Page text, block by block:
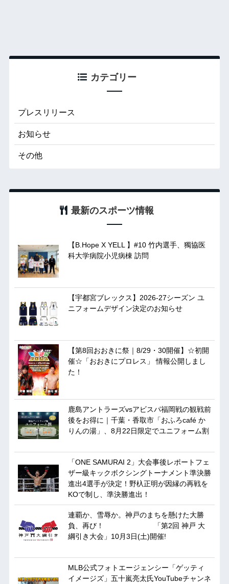
カテゴリー
プレスリリース
お知らせ
その他
最新のスポーツ情報
【B.Hope X YELL 】#10 竹内選手、獨協医
科大学病院小児病棟 訪問
【宇都宮ブレックス】2026-27シーズン ユ
ニフォームデザイン決定のお知らせ
【第8回おおきに祭｜8/29・30開催】☆初開
催☆「おおきにプロレス」 情報公開しまし
た！
鹿島アントラーズvsアビスパ福岡戦の観戦前
後をお得に｜千葉・香取市「おふろcafé か
りんの湯」、8月22日限定でユニフォーム割
「ONE SAMURAI 2」大会事後レポートフェ
ザー級キックボクシングトーナメント準決勝
進出4選手が決定！野杁正明が因縁の再戦を
KOで制し、準決勝進出！
連覇か、雪辱か。神戸のまちを懸けた大勝
負、再び！ 「第2回 神戸 大
綱引き大会」10月3日(土)開催!
MLB公式フォトエージェンシー「ゲッティ
イメージズ」五十嵐亮太氏YouTubeチャンネ